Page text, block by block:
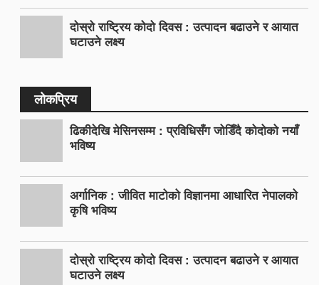
दोस्रो राष्ट्रिय कोदो दिवस : उत्पादन बढाउने र आयात
घटाउने लक्ष्य
लोकप्रिय
ढिकीदेखि मेसिनसम्म : प्रविधिसँग जोडिँदै कोदोको नयाँ
भविष्य
अर्गानिक : जीवित माटोको विज्ञानमा आधारित नेपालको
कृषि भविष्य
दोस्रो राष्ट्रिय कोदो दिवस : उत्पादन बढाउने र आयात
घटाउने लक्ष्य